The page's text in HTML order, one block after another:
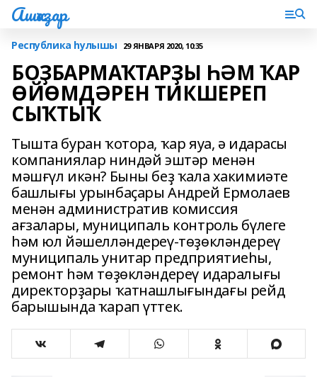
Ашҡаҙар
Республика һулышы 29 ЯНВАРЯ 2020, 10:35
БОҘБАРМАҠТАРҘЫ ҺӘМ ҠАР
ӨЙӨМДӘРЕН ТИКШЕРЕП
СЫҠТЫҠ
Тышта буран ҡотора, ҡар яуа, ә идарасы
компаниялар ниндәй эштәр менән
мәшғүл икән? Быны беҙ ҡала хакимиәте
башлығы урынбаҫары Андрей Ермолаев
менән административ комиссия
ағзалары, муниципаль контроль бүлеге
һәм юл йәшелләндереү-төҙөкләндереү
муниципаль унитар предприятиеһы,
ремонт һәм төҙөкләндереү идаралығы
директорҙары ҡатнашлығындағы рейд
барышында ҡарап үттек.